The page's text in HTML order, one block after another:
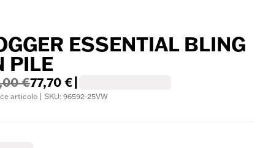
ESSENTIAL BLING
PILE
€77,70 €
articolo | SKU: 96592-25VW